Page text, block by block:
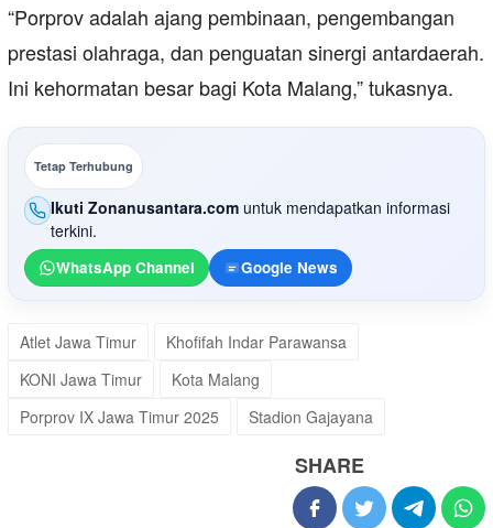
“Porprov adalah ajang pembinaan, pengembangan
prestasi olahraga, dan penguatan sinergi antardaerah.
Ini kehormatan besar bagi Kota Malang,” tukasnya.
Tetap Terhubung
Ikuti Zonanusantara.com untuk mendapatkan informasi
terkini.
WhatsApp Channel Google News
Atlet Jawa Timur
Khofifah Indar Parawansa
KONI Jawa Timur
Kota Malang
Porprov IX Jawa Timur 2025
Stadion Gajayana
SHARE